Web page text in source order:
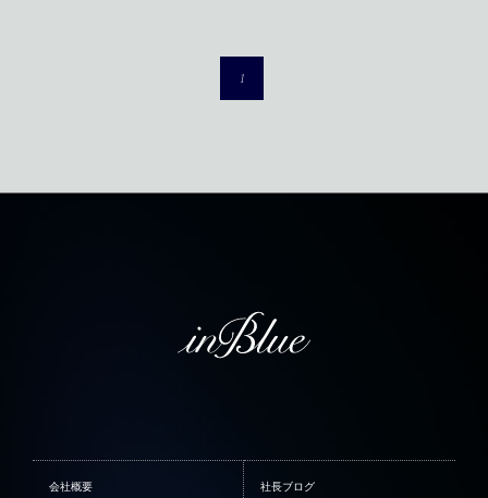
1
会社概要 社長ブログ